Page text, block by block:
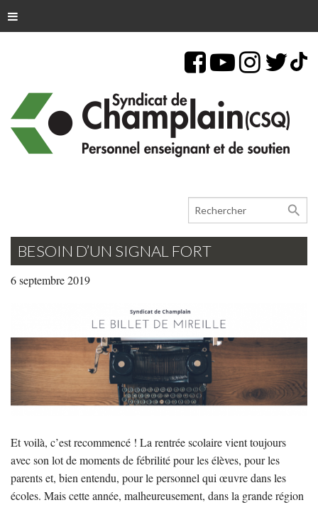
search
BESOIN D’UN SIGNAL FORT
6 septembre 2019
Et voilà, c’est recommencé ! La rentrée scolaire vient toujours
avec son lot de moments de fébrilité pour les élèves, pour les
parents et, bien entendu, pour le personnel qui œuvre dans les
écoles. Mais cette année, malheureusement, dans la grande région